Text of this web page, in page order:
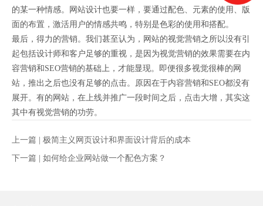
的某一种情感。网站设计也要一样，要通过配色、元素的使用、版
面的布置，激活用户的情感共鸣，特别是色彩的使用和搭配。
最后，得力的营销。我们甚至认为，网站的视觉营销之所以没有引
起包括设计师和客户足够的重视，是因为视觉营销的效果需要在内
容营销和SEO营销的基础上，才能显现。即便很多视觉很棒的网
站，推出之后也没有足够的点击。原因在于内容营销和SEO都没有
展开。有的网站，在上线并推广一段时间之后，点击大增，其实这
其中有视觉营销的功劳。
上一篇 | 极简主义网页设计和界面设计背后的成本
下一篇 | 如何给企业网站做一个配色方案？